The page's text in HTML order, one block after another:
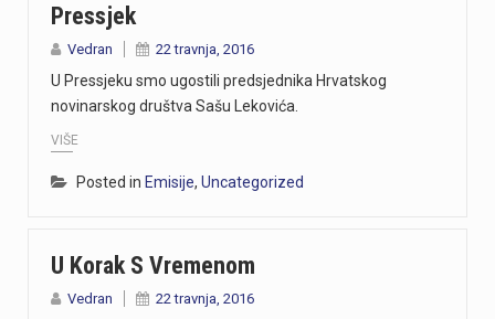
Pressjek
Vedran 22 travnja, 2016
U Pressjeku smo ugostili predsjednika Hrvatskog
novinarskog društva Sašu Lekovića.
VIŠE
Posted in Emisije, Uncategorized
U Korak S Vremenom
Vedran 22 travnja, 2016